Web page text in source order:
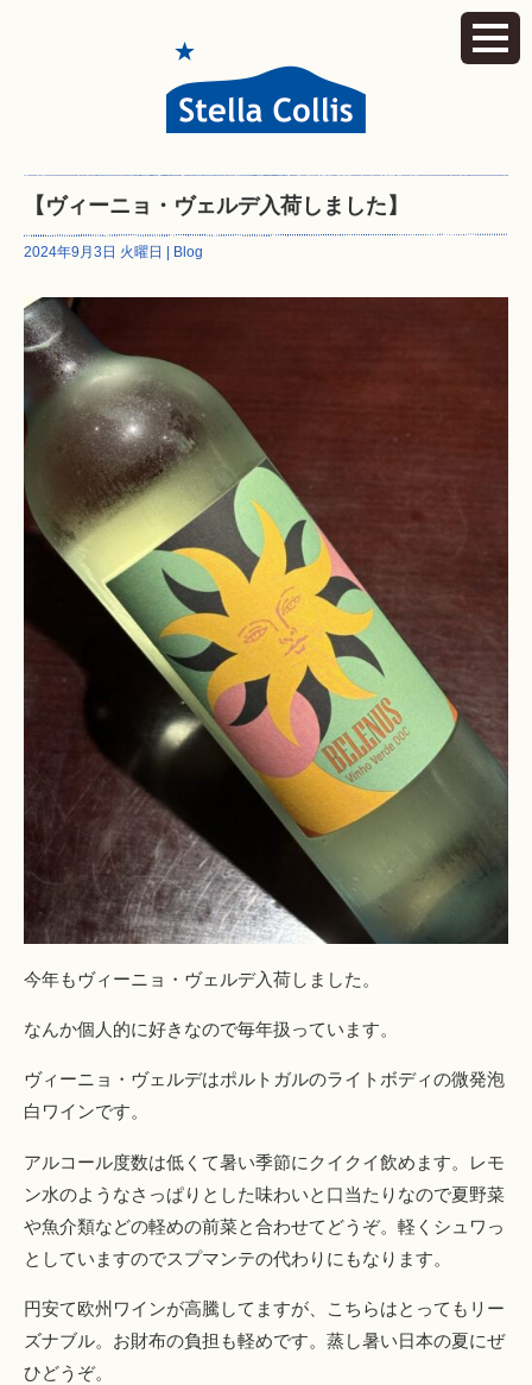
【ヴィーニョ・ヴェルデ入荷しました】
2024年9月3日 火曜日 | Blog
今年もヴィーニョ・ヴェルデ入荷しました。
なんか個人的に好きなので毎年扱っています。
ヴィーニョ・ヴェルデはポルトガルのライトボディの微発泡
白ワインです。
アルコール度数は低くて暑い季節にクイクイ飲めます。レモ
ン水のようなさっぱりとした味わいと口当たりなので夏野菜
や魚介類などの軽めの前菜と合わせてどうぞ。軽くシュワっ
としていますのでスプマンテの代わりにもなります。
円安て欧州ワインが高騰してますが、こちらはとってもリー
ズナブル。お財布の負担も軽めです。蒸し暑い日本の夏にぜ
ひどうぞ。